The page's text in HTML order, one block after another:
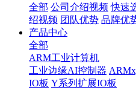
全部 公司介绍视频 快速
绍视频 团队优势 品牌优
产品中心
全部
ARM工业计算机
工业边缘AI控制器
IO板 Y系列扩展IO板